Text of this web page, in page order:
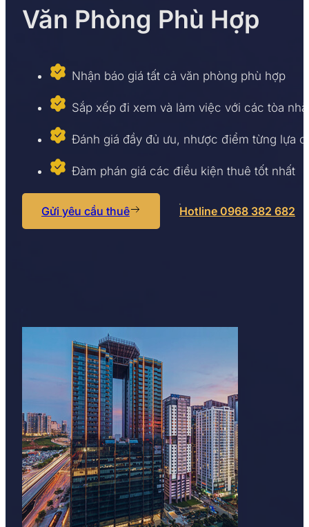
Văn Phòng Phù Hợp
Nhận báo giá tất cả văn phòng phù hợp
Sắp xếp đi xem và làm việc với các tòa nhà
Đánh giá đầy đủ ưu, nhược điểm từng lựa
Đàm phán giá các điều kiện thuê tốt nhất
Gửi yêu cầu thuê Hotline 0968 382 682